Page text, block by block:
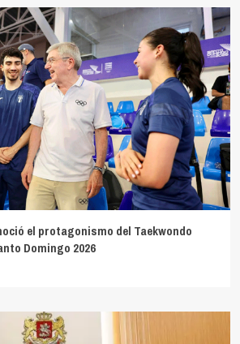
el protagonismo del Taekwondo
Domingo 2026